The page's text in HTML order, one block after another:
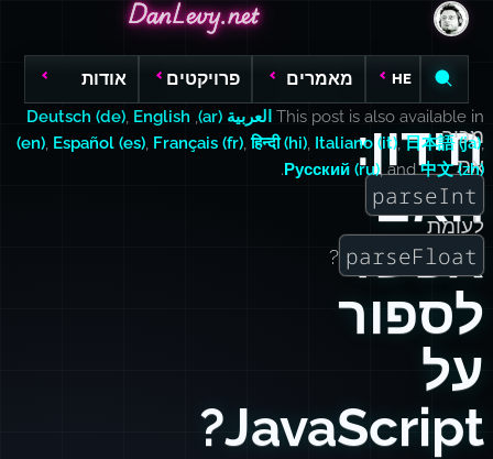
DanLevy.net
DanLevy.net
DanLevy.net
HE מאמרים פרויקטים אודות
חידון:
האם
אפשר
לספור
על
JavaScript?
מכיר
את
parseInt
לעומת
parseFloat
?
This post is also available in العربية (ar) ,
Deutsch (de), English
(en), Español (es), Français (fr),हिन्दी (hi), Italiano (it),日本語 (ja),
Русский (ru), and中文 (zh)
.